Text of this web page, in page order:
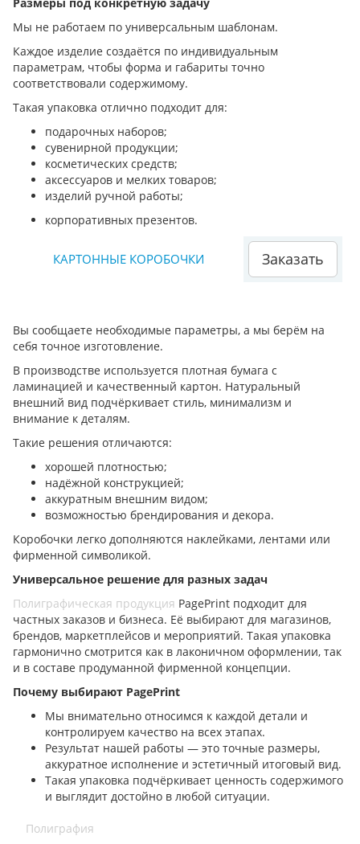
Мы не работаем по универсальным шаблонам.
Каждое изделие создаётся по индивидуальным
параметрам, чтобы форма и габариты точно
соответствовали содержимому.
Такая упаковка отлично подходит для:
подарочных наборов;
сувенирной продукции;
косметических средств;
аксессуаров и мелких товаров;
изделий ручной работы;
корпоративных презентов.
КАРТОННЫЕ КОРОБОЧКИ Заказать
Вы сообщаете необходимые параметры, а мы берём на
себя точное изготовление.
В производстве используется плотная бумага с
ламинацией и качественный картон. Натуральный
внешний вид подчёркивает стиль, минимализм и
внимание к деталям.
Такие решения отличаются:
хорошей плотностью;
надёжной конструкцией;
аккуратным внешним видом;
возможностью брендирования и декора.
Коробочки легко дополняются наклейками, лентами или
фирменной символикой.
Универсальное решение для разных задач
Полиграфическая продукция PagePrint подходит для
частных заказов и бизнеса. Её выбирают для магазинов,
брендов, маркетплейсов и мероприятий. Такая упаковка
гармонично смотрится как в лаконичном оформлении, так
и в составе продуманной фирменной концепции.
Почему выбирают PagePrint
Мы внимательно относимся к каждой детали и
контролируем качество на всех этапах.
Результат нашей работы — это точные размеры,
аккуратное исполнение и эстетичный итоговый вид.
Такая упаковка подчёркивает ценность содержимого
и выглядит достойно в любой ситуации.
Полиграфия